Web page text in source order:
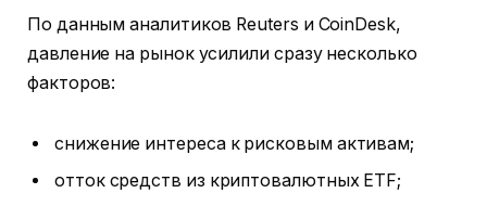
По данным аналитиков Reuters и CoinDesk,
давление на рынок усилили сразу несколько
факторов:
снижение интереса к рисковым активам;
отток средств из криптовалютных ETF;